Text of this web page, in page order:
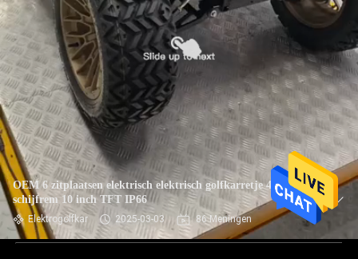
OEM 6 zitplaatsen elektrisch elektrisch golfkarretje 4 wielen
schijfrem 10 inch TFT IP66
Elektrogolfkar 2025-03-03 86 Meningen